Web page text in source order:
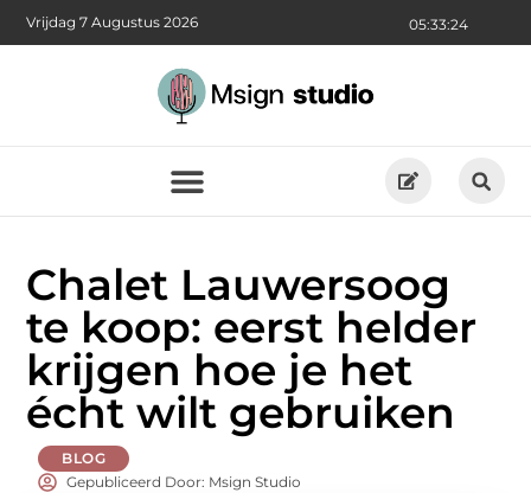
05:33:24
Vrijdag 7 Augustus 2026
Chalet Lauwersoog
te koop: eerst helder
krijgen hoe je het
écht wilt gebruiken
BLOG
Gepubliceerd Door: Msign Studio